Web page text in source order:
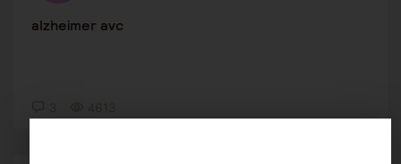
alzheimer avc